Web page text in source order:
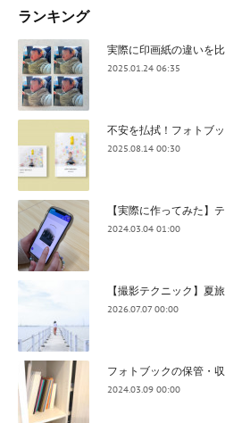
ランキング
実際に印画紙の違いを
2025.01.24 06:35
不安を払拭！フォトブ
2025.08.14 00:30
【実際に作ってみた】
2024.03.04 01:00
【撮影テクニック】夏
2026.07.07 00:00
フォトブックの保管・
2024.03.09 00:00